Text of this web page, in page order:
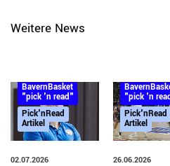
Weitere News
BayernBasket
"pick 'n read"
Pick'nRead
Artikel
02.07.2026
"pick 'n
Pick'nRead
Artikel
26.06.2026